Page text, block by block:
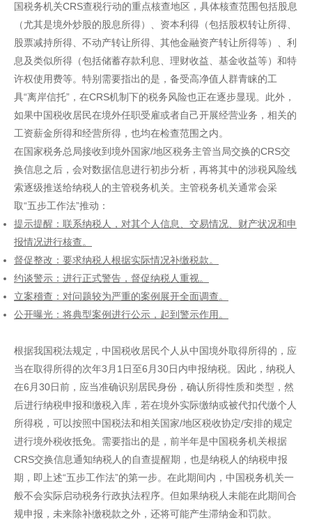
国税务机关CRS查税行动的重点核查地区，具体核查范围包括股息
（尤其是境外炒股的股息所得）、资本利得（包括股权转让所得、
股票减持所得、不动产转让所得、其他金融资产转让所得等）、利
息及类似所得（包括储蓄存款利息、理财收益、基金收益等）和特
许权使用费等。特别需要指出的是，备受高净值人群青睐的工
具“离岸信托”，在CRS机制下的税务风险也正在逐步显现。此外，
如果中国税收居民在境外任职受雇或者自己开展经营业务，相关的
工资薪金所得和经营所得，也均在检查范围之内。
在国家税务总局接收到境外国家/地区税务主管当局交换的CRS交
换信息之后，会对数据信息进行初步分析，再将其中的涉税风险线
索逐级推送给纳税人的主管税务机关。主管税务机关通常会采
取“五步工作法”推动：
提示提醒：联系纳税人，对其个人信息、交易情况、财产状况和申
报情况进行核查。
督促整改：要求纳税人根据实际情况补缴税款。
约谈警示：进行正式警告，督促纳税人重视。
立案稽查：对问题较为严重的案例展开全面调查。
公开曝光：将典型案例进行公示，起到警示作用。
根据我国税法规定，中国税收居民个人从中国境外取得所得的，应
当在取得所得的次年3月1日至6月30日内申报纳税。因此，纳税人
在6月30日前，应当准确识别居民身份，确认所得性质和类型，然
后进行纳税申报和缴税入库，若在境外实际缴纳或被代扣代缴个人
所得税，可以按照中国税法和相关国家/地区税收协定/安排的规定
进行境外税收抵免。需要指出的是，前半年是中国税务机关根据
CRS交换信息通知纳税人的自查提醒期，也是纳税人的纳税申报
期，即上述“五步工作法”的第一步。在此期间内，中国税务机关一
般不会实际启动税务行政执法程序。但如果纳税人未能在此期间合
规申报，未来除补缴税款之外，还将可能产生滞纳金和罚款。